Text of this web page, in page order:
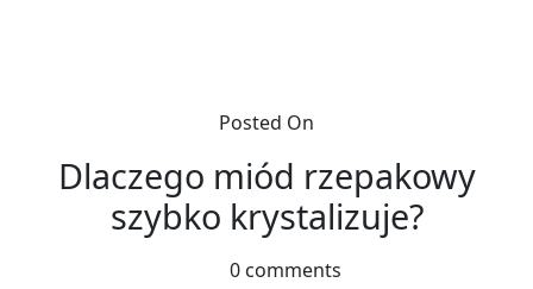
Posted On
Dlaczego miód rzepakowy
szybko krystalizuje?
0 comments